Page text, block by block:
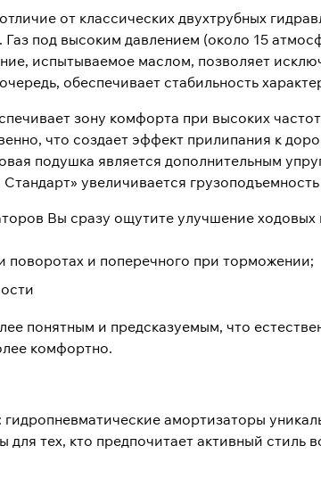
от классических двухтрубных
Газ под высоким давлением (около 15
испытываемое маслом, позволяет
обеспечивает стабильность
зону комфорта при высоких
что создает эффект прилипания к
подушка является дополнительным
увеличивается
Вы сразу ощутите улучшение ходовых
поворотах и поперечного при торможении;
понятным и предсказуемым, что
комфортно.
амортизаторы
для тех, кто предпочитает активный